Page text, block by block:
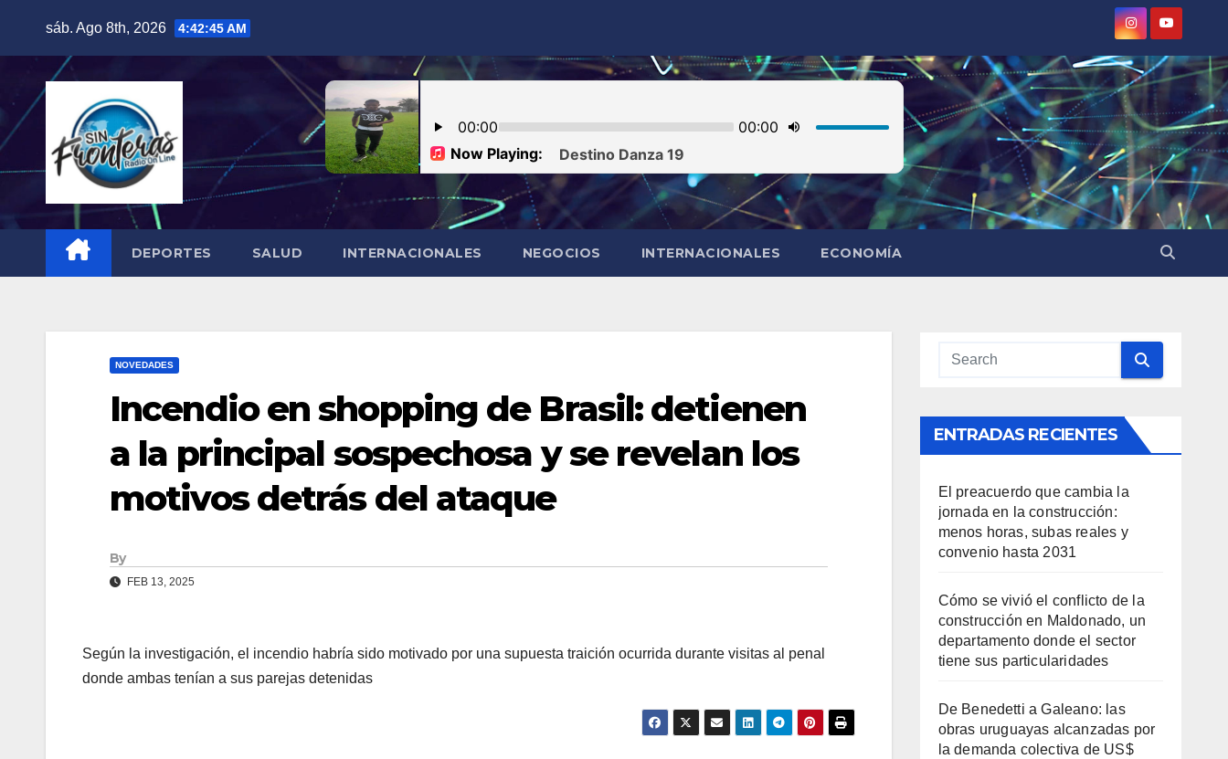
sáb. Ago 8th, 2026 4:42:46 AM
DEPORTES SALUD INTERNACIONALES NEGOCIOS INTERNACIONALES ECONOMÍA
NOVEDADES
Incendio en shopping de Brasil: detienen
a la principal sospechosa y se revelan los
motivos detrás del ataque
By
FEB 13, 2025
Según la investigación, el incendio habría sido motivado por una supuesta traición ocurrida durante visitas al penal
donde ambas tenían a sus parejas detenidas
ENTRADAS RECIENTES
El preacuerdo que cambia la
jornada en la construcción:
menos horas, subas reales y
convenio hasta 2031
Cómo se vivió el conflicto de la
construcción en Maldonado, un
departamento donde el sector
tiene sus particularidades
De Benedetti a Galeano: las
obras uruguayas alcanzadas por
la demanda colectiva de US$